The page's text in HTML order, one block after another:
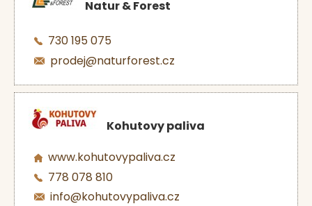
Natur & Forest
730 195 075
prodej@naturforest.cz
Kohutovy paliva
www.kohutovypaliva.cz
778 078 810
info@kohutovypaliva.cz